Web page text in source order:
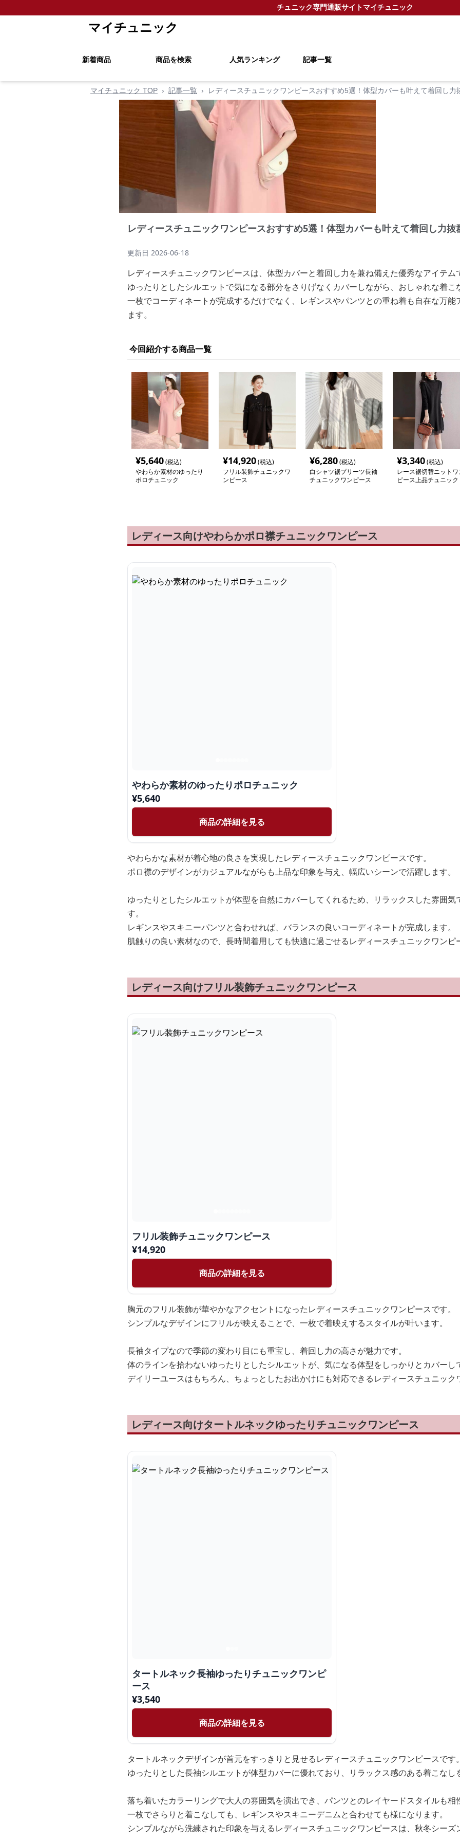
チュニック専門通販サイトマイチュニック
マイチュニック
新着商品 商品を検索 人気ランキング 記事一覧
マイチュニック TOP › 記事一覧 › レディースチュニックワンピースおすすめ5選！体型カバーも叶えて着回し力
レディースチュニックワンピースおすすめ5選！体型カバーも叶えて着回し力抜
更新日 2026-06-18
レディースチュニックワンピースは、体型カバーと着回し力を兼ね備えた優秀なアイテム
ゆったりとしたシルエットで気になる部分をさりげなくカバーしながら、おしゃれな着こ
一枚でコーディネートが完成するだけでなく、レギンスやパンツとの重ね着も自在な万能
ます。
今回紹介する商品一覧
¥5,640(税込)
やわらか素材のゆったり
ポロチュニック
¥14,920(税込)
フリル装飾チュニックワ
ンピース
¥6,280(税込)
白シャツ裾プリーツ長袖
チュニックワンピース
¥3,340(税込)
レース裾切替ニットワ
ピース上品チュニック
レディース向けやわらかポロ襟チュニックワンピース
やわらか素材のゆったりポロチュニック
¥5,640
商品の詳細を見る
やわらかな素材が着心地の良さを実現したレディースチュニックワンピースです。
ポロ襟のデザインがカジュアルながらも上品な印象を与え、幅広いシーンで活躍します。
ゆったりとしたシルエットが体型を自然にカバーしてくれるため、リラックスした雰囲
す。
レギンスやスキニーパンツと合わせれば、バランスの良いコーディネートが完成します。
肌触りの良い素材なので、長時間着用しても快適に過ごせるレディースチュニックワンピ
レディース向けフリル装飾チュニックワンピース
フリル装飾チュニックワンピース
¥14,920
商品の詳細を見る
胸元のフリル装飾が華やかなアクセントになったレディースチュニックワンピースです。
シンプルなデザインにフリルが映えることで、一枚で着映えするスタイルが叶います。
長袖タイプなので季節の変わり目にも重宝し、着回し力の高さが魅力です。
体のラインを拾わないゆったりとしたシルエットが、気になる体型をしっかりとカバーし
デイリーユースはもちろん、ちょっとしたお出かけにも対応できるレディースチュニック
レディース向けタートルネックゆったりチュニックワンピース
タートルネック長袖ゆったりチュニックワンピ
ース
¥3,540
商品の詳細を見る
タートルネックデザインが首元をすっきりと見せるレディースチュニックワンピースです。
ゆったりとした長袖シルエットが体型カバーに優れており、リラックス感のある着こなし
落ち着いたカラーリングで大人の雰囲気を演出でき、パンツとのレイヤードスタイルも相
一枚でさらりと着こなしても、レギンスやスキニーデニムと合わせても様になります。
シンプルながら洗練された印象を与えるレディースチュニックワンピースは、秋冬シーズ